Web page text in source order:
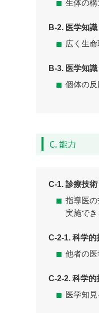
生体の構
B-2. 医学知識
広く生
B-3. 医学知識
個体の
C. 能力
C-1. 診療技術
指導医
実施でき
C-2-1. 科学的
他者の
C-2-2. 科学的
医学知